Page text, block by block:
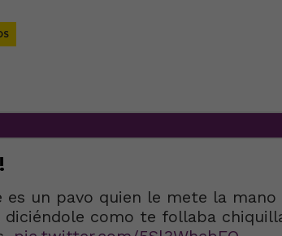
es un pavo quien le mete la
diciéndole como te follaba